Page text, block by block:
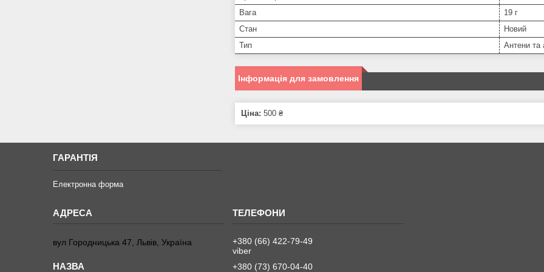
Вага
19 г
Стан
Новий
Тип
Антени та
Інформація для замовлення
Ціна: 500 ₴
ГАРАНТІЯ
Електронна форма
вул Городницька 47, Львів, Україна
+380 (66) 422-79-49
viber
+380 (73) 670-04-40